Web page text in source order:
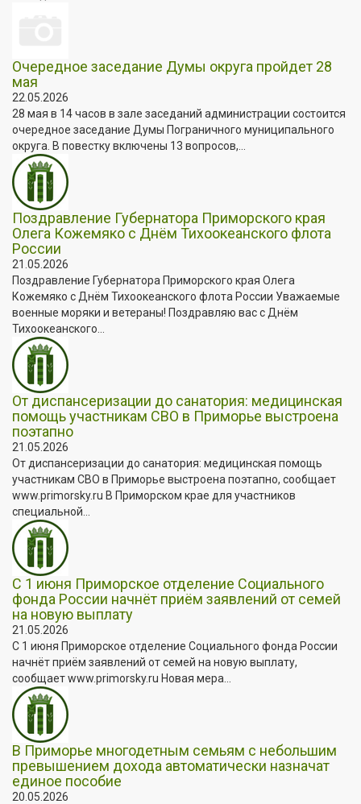
Очередное заседание Думы округа пройдет 28
мая
22.05.2026
28 мая в 14 часов в зале заседаний администрации состоится
очередное заседание Думы Пограничного муниципального
округа. В повестку включены 13 вопросов,...
Поздравление Губернатора Приморского края
Олега Кожемяко с Днём Тихоокеанского флота
России
21.05.2026
Поздравление Губернатора Приморского края Олега
Кожемяко с Днём Тихоокеанского флота России Уважаемые
военные моряки и ветераны! Поздравляю вас с Днём
Тихоокеанского...
От диспансеризации до санатория: медицинская
помощь участникам СВО в Приморье выстроена
поэтапно
21.05.2026
От диспансеризации до санатория: медицинская помощь
участникам СВО в Приморье выстроена поэтапно, сообщает
www.primorsky.ru В Приморском крае для участников
специальной...
С 1 июня Приморское отделение Социального
фонда России начнёт приём заявлений от семей
на новую выплату
21.05.2026
С 1 июня Приморское отделение Социального фонда России
начнёт приём заявлений от семей на новую выплату,
сообщает www.primorsky.ru Новая мера...
В Приморье многодетным семьям с небольшим
превышением дохода автоматически назначат
единое пособие
20.05.2026